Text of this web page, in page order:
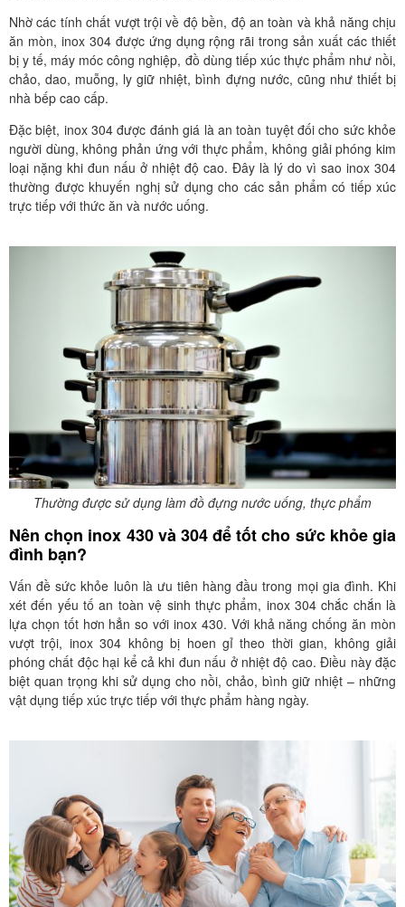
Nhờ các tính chất vượt trội về độ bền, độ an toàn và khả năng chịu
ăn mòn, inox 304 được ứng dụng rộng rãi trong sản xuất các thiết
bị y tế, máy móc công nghiệp, đồ dùng tiếp xúc thực phẩm như nồi,
chảo, dao, muỗng, ly giữ nhiệt, bình đựng nước, cũng như thiết bị
nhà bếp cao cấp.
Đặc biệt, inox 304 được đánh giá là an toàn tuyệt đối cho sức khỏe
người dùng, không phản ứng với thực phẩm, không giải phóng kim
loại nặng khi đun nấu ở nhiệt độ cao. Đây là lý do vì sao inox 304
thường được khuyến nghị sử dụng cho các sản phẩm có tiếp xúc
trực tiếp với thức ăn và nước uống.
Thường được sử dụng làm đồ đựng nước uống, thực phẩm
Nên chọn inox 430 và 304 để tốt cho sức khỏe gia
đình bạn?
Vấn đề sức khỏe luôn là ưu tiên hàng đầu trong mọi gia đình. Khi
xét đến yếu tố an toàn vệ sinh thực phẩm, inox 304 chắc chắn là
lựa chọn tốt hơn hẳn so với inox 430. Với khả năng chống ăn mòn
vượt trội, inox 304 không bị hoen gỉ theo thời gian, không giải
phóng chất độc hại kể cả khi đun nấu ở nhiệt độ cao. Điều này đặc
biệt quan trọng khi sử dụng cho nồi, chảo, bình giữ nhiệt – những
vật dụng tiếp xúc trực tiếp với thực phẩm hàng ngày.